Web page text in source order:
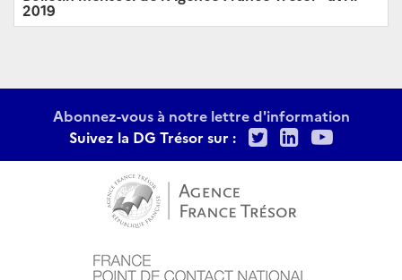
2019
Abonnez-vous à notre lettre d'information
Suivez la DG Trésor sur :
TwitterLinkedIn